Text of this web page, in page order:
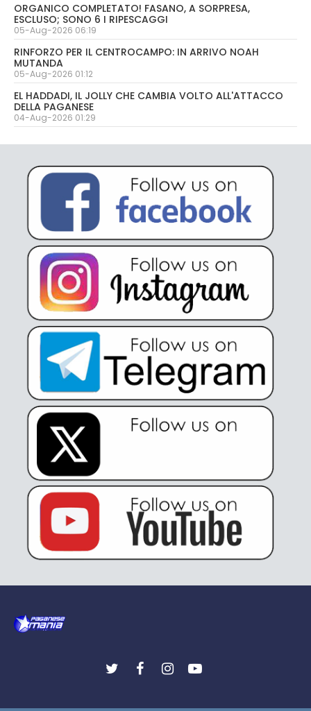
ORGANICO COMPLETATO! FASANO, A SORPRESA,
ESCLUSO; SONO 6 I RIPESCAGGI
05-Aug-2026 06:19
RINFORZO PER IL CENTROCAMPO: IN ARRIVO NOAH
MUTANDA
05-Aug-2026 01:12
EL HADDADI, IL JOLLY CHE CAMBIA VOLTO ALL'ATTACCO
DELLA PAGANESE
04-Aug-2026 01:29